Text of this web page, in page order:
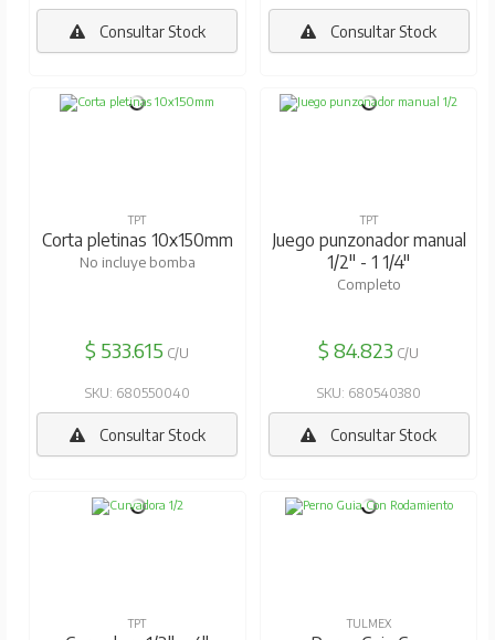
Consultar Stock Consultar Stock
TPT
Corta pletinas 10x150mm
No incluye bomba
$ 533.615 C/U
SKU: 680550040
Consultar Stock
TPT
Juego punzonador manual
1/2" - 1 1/4"
Completo
$ 84.823 C/U
SKU: 680540380
Consultar Stock
TPT TULMEX